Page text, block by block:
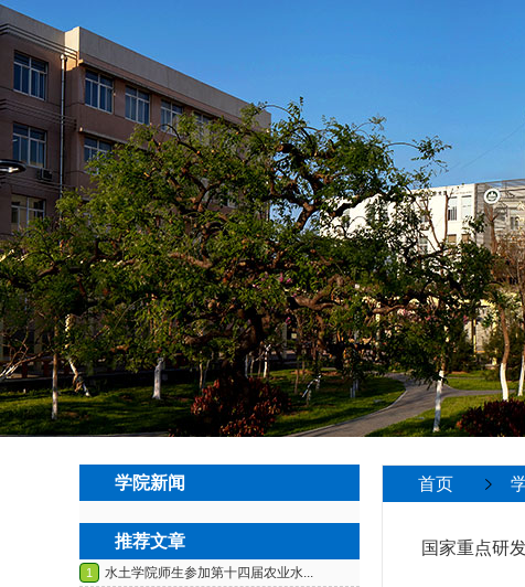
学院新闻
推荐文章
首页
国家重点研